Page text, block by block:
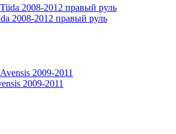
2008-2012 правый руль
2009-2011